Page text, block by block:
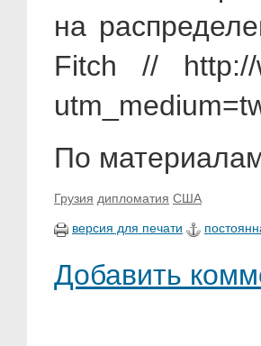
на
Fitch // http://
По
Грузия дипломатия США
версия для печати
Добавить